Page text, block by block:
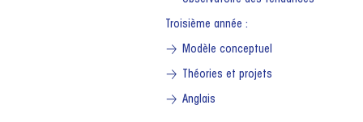
Troisième année :
Modèle conceptuel
Théories et projets
Anglais